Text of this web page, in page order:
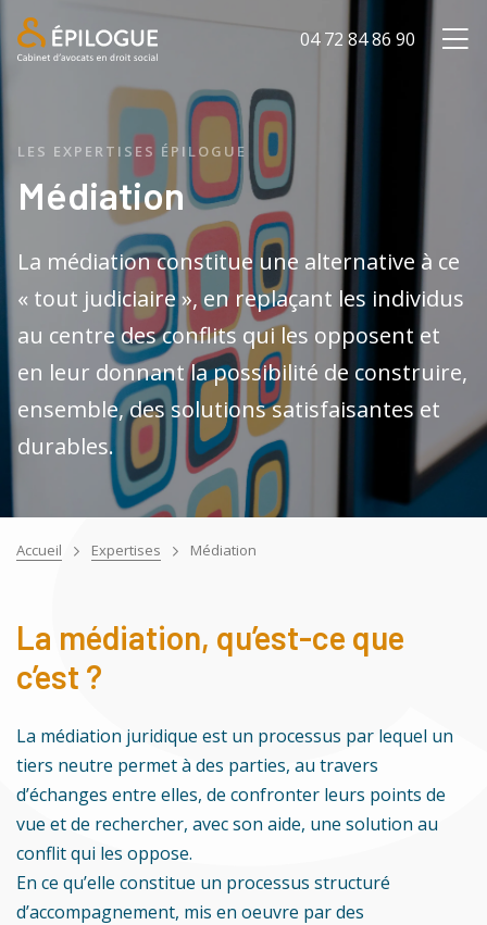
04 72 84 86 90
LES EXPERTISES ÉPILOGUE
Médiation
La médiation constitue une alternative à ce
« tout judiciaire », en replaçant les individus
au centre des conflits qui les opposent et
en leur donnant la possibilité de construire,
ensemble, des solutions satisfaisantes et
durables.
Accueil Expertises Médiation
La médiation, qu’est-ce que
c’est ?
La médiation juridique est un processus par lequel un
tiers neutre permet à des parties, au travers
d’échanges entre elles, de confronter leurs points de
vue et de rechercher, avec son aide, une solution au
conflit qui les oppose.
En ce qu’elle constitue un processus structuré
d’accompagnement, mis en oeuvre par des